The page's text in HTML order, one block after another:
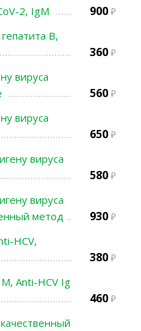
2, IgМ 900
В,
360
вируса
560
вируса
650
вируса
580
вируса
метод
930
HCV,
380
Anti-HCV Ig
460